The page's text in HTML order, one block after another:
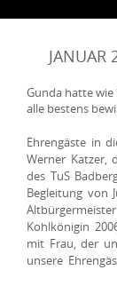
JANUAR
Gunda hatte
alle bestens
Ehrengäste in
Werner Katzer,
des TuS
Begleitung von
Kohlkönigin
mit Frau, der
unsere